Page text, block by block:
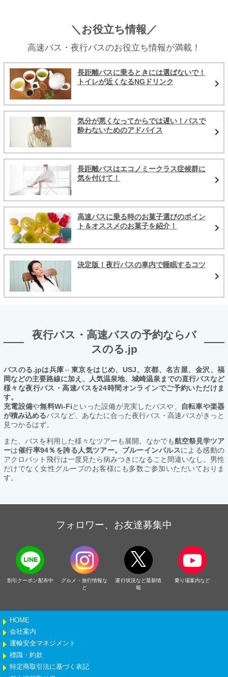
＼お役立ち情報／
高速バス・夜行バスのお役立ち情報が満載！
長距離バスに乗るときには選ばないで！
トイレが近くなるNGドリンク
気分が悪くなってからでは遅い！バスで
酔わないためのアドバイス
長距離バスはエコノミークラス症候群に
気を付けて！
高速バスに乗る時のお菓子選びのポイン
ト＆オススメのお菓子を紹介！
決定版！夜行バスの車内で睡眠するコツ
夜行バス・高速バスの予約ならバ
スのる.jp
バスのる.jpは兵庫⇔東京をはじめ、USJ、京都、名古屋、金沢、福
岡などの主要路線に加え、人気温泉地、城崎温泉までの直行バスなど
様々な夜行バス・高速バスを24時間オンラインでご予約いただけま
す。
充電設備や無料Wi-Fiといった設備が充実したバスや、
自転車や楽器
が積み込めるバスなど、あなたに合った夜行バス・高速バスがきっと
見つかるはず。
また、バスを利用した様々なツアーも展開。なかでも航空祭見学ツア
ーは催行率94％を誇る人気ツアー。ブルーインパルスによる感動の
アクロバット飛行は一度見たら病みつきになること間違いなし。男性
だけでなく女性グループのお客様にも多数ご参加いただいておりま
す。
フォロワー、お友達募集中
割引クーポン配布中
グルメ・旅行情報な
ど
運行状況など最新情
報
乗り場案内など
HOME
会社案内
運輸安全マネジメント
標識・約款
特定商取引法に基づく表記